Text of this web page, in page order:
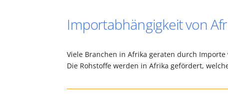
Importabhängigkeit von
Viele Branchen in Afrika geraten durch
Die Rohstoffe werden in Afrika gefördert,